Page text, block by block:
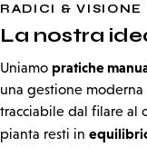
RADICI & VISIONE
La nostra
Uniamo pratiche
una gestione
tracciabile dal filare al
pianta resti in